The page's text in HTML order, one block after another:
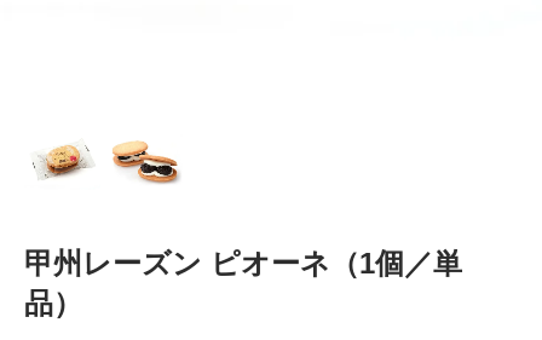
甲州レーズン ピオーネ（1個／単
品）